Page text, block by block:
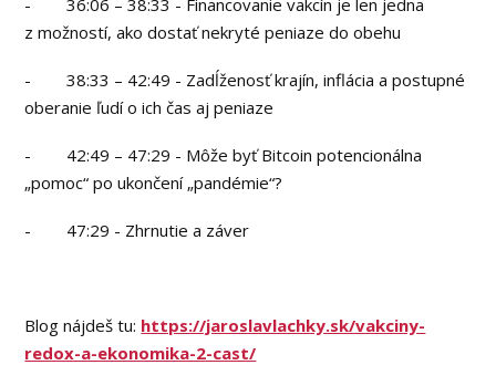
- 36:06 – 38:33 - Financovanie vakcín je len jedna
z možností, ako dostať nekryté peniaze do obehu
- 38:33 – 42:49 - Zadĺženosť krajín, inflácia a postupné
oberanie ľudí o ich čas aj peniaze
- 42:49 – 47:29 - Môže byť Bitcoin potencionálna
„pomoc“ po ukončení „pandémie“?
- 47:29 - Zhrnutie a záver
Blog nájdeš tu: https://jaroslavlachky.sk/vakciny-
redox-a-ekonomika-2-cast/